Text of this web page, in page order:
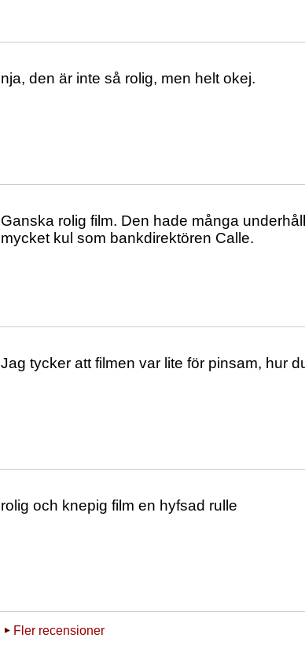
nja, den är inte så rolig, men helt okej.
Ganska rolig film. Den hade många
mycket kul som bankdirektören Calle.
Jag tycker att filmen var lite för pinsam, hur
rolig och knepig film en hyfsad rulle
Fler recensioner